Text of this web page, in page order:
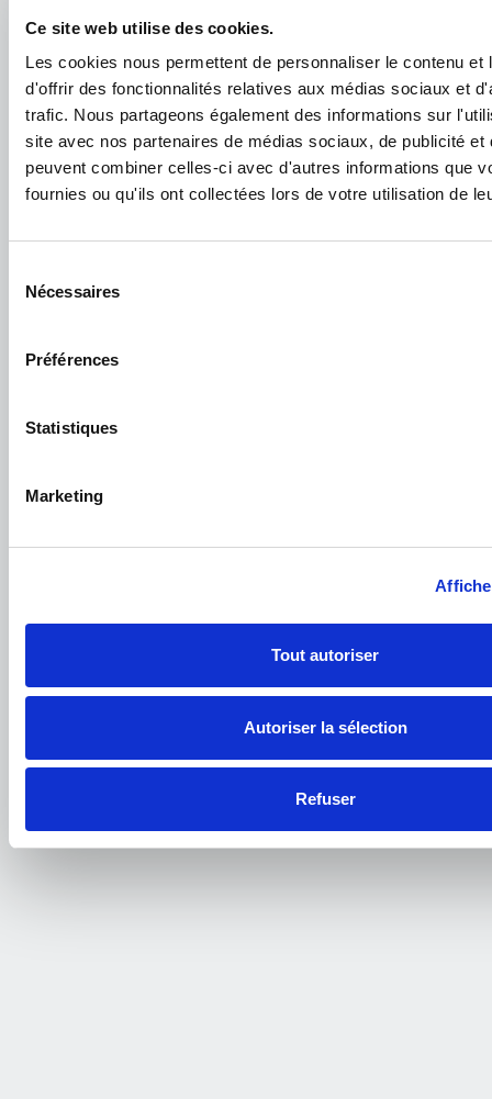
Ce site web utilise des cookies.
Les cookies nous permettent de personnaliser le contenu et
d'offrir des fonctionnalités relatives aux médias sociaux et
trafic. Nous partageons également des informations sur
site avec nos partenaires de médias sociaux, de publicité et
peuvent combiner celles-ci avec d'autres informations que
fournies ou qu'ils ont collectées lors de votre utilisation de
Nécessaires
Préférences
Statistiques
Marketing
Tout autoriser
Autoriser la sélection
Refuser
Découvrir votre futur logement